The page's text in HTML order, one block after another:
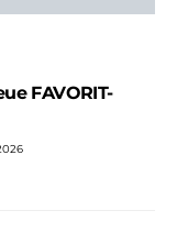
FAVORIT-